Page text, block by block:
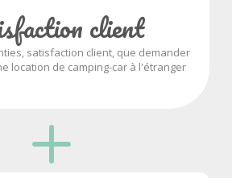
client
satisfaction client, que demander
location de camping-car à l'étranger